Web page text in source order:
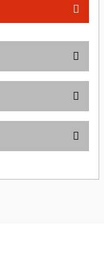
tarafımıza